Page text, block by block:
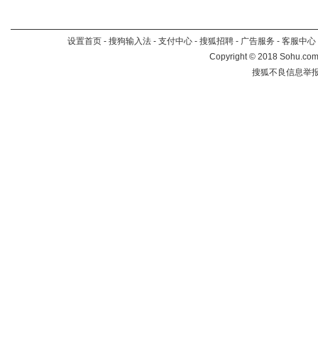
设置首页 - 搜狗输入法 - 支付中心 - 搜狐招聘 - 广告服务 - 客服中心
Copyright©2018
搜狐不良信息举